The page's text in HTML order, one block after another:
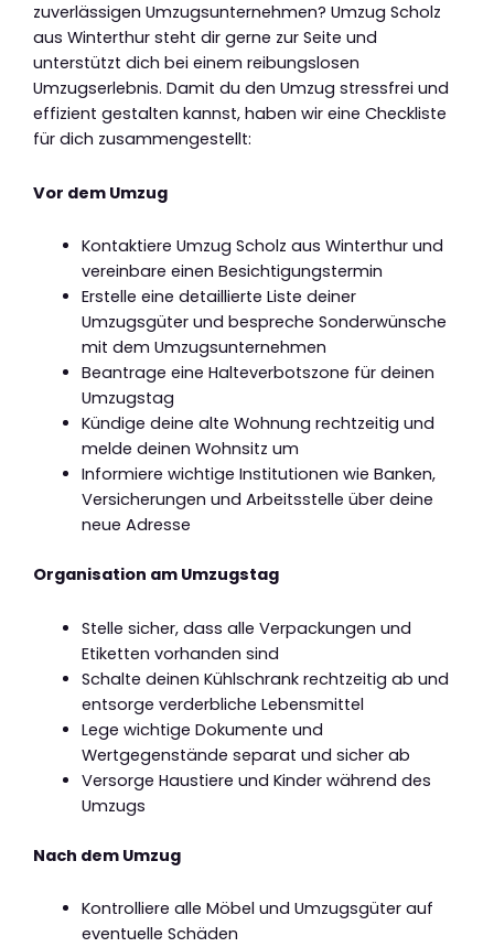
zuverlässigen Umzugsunternehmen? Umzug Scholz
aus Winterthur steht dir gerne zur Seite und
unterstützt dich bei einem reibungslosen
Umzugserlebnis. Damit du den Umzug stressfrei und
effizient gestalten kannst, haben wir eine Checkliste
für dich zusammengestellt:
Vor dem Umzug
Kontaktiere Umzug Scholz aus Winterthur und
vereinbare einen Besichtigungstermin
Erstelle eine detaillierte Liste deiner
Umzugsgüter und bespreche Sonderwünsche
mit dem Umzugsunternehmen
Beantrage eine Halteverbotszone für deinen
Umzugstag
Kündige deine alte Wohnung rechtzeitig und
melde deinen Wohnsitz um
Informiere wichtige Institutionen wie Banken,
Versicherungen und Arbeitsstelle über deine
neue Adresse
Organisation am Umzugstag
Stelle sicher, dass alle Verpackungen und
Etiketten vorhanden sind
Schalte deinen Kühlschrank rechtzeitig ab und
entsorge verderbliche Lebensmittel
Lege wichtige Dokumente und
Wertgegenstände separat und sicher ab
Versorge Haustiere und Kinder während des
Umzugs
Nach dem Umzug
Kontrolliere alle Möbel und Umzugsgüter auf
eventuelle Schäden